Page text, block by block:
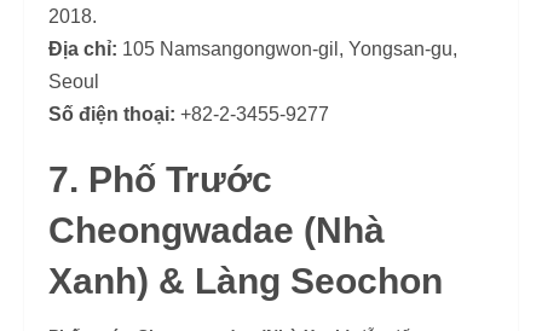
2018.
Địa chỉ: 105 Namsangongwon-gil, Yongsan-gu,
Seoul
Số điện thoại: +82-2-3455-9277
7. Phố Trước
Cheongwadae (Nhà
Xanh) & Làng Seochon